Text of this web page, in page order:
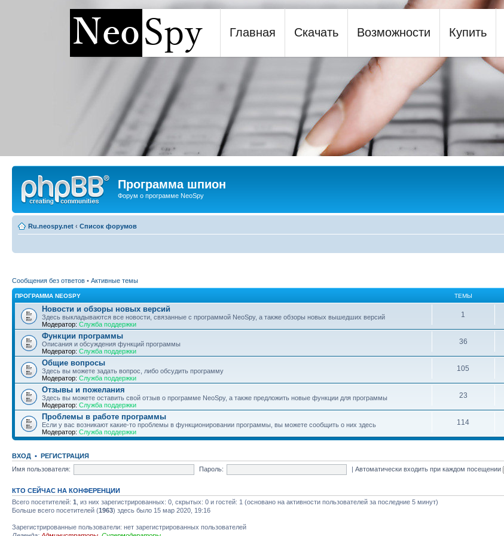
Программа шпион NeoSpy
Главная Скачать Возможности Купить
Программа шпион
Форум о программе NeoSpy
Ru.neospy.net ‹ Список форумов
Сообщения без ответов • Активные темы
ПРОГРАММА NEOSPY ТЕМЫ
Новости и обзоры новых версий
Здесь выкладываются все новости, связанные с программой NeoSpy, а также обзоры новых вышедших версий
Модератор: Служба поддержки
1
Функции программы
Описания и обсуждения функций программы
Модератор: Служба поддержки
36
Общие вопросы
Здесь вы можете задать вопрос, либо обсудить программу
Модератор: Служба поддержки
105
Отзывы и пожелания
Здесь вы можете оставить свой отзыв о программе NeoSpy, а также предложить новые функции для программы
Модератор: Служба поддержки
23
Проблемы в работе программы
Если у вас возникают какие-то проблемы в функционировании программы, вы можете сообщить о них здесь
Модератор: Служба поддержки
114
ВХОД • РЕГИСТРАЦИЯ
Имя пользователя:
Пароль: |Автоматически входить при каждом посещении
КТО СЕЙЧАС НА КОНФЕРЕНЦИИ
Всего посетителей: 1 , из них зарегистрированных: 0, скрытых: 0 и гостей: 1 (основано на активности пользователей за последние 5 минут)
Больше всего посетителей (1963) здесь было 15 мар 2020, 19:16
Зарегистрированные пользователи: нет зарегистрированных пользователей